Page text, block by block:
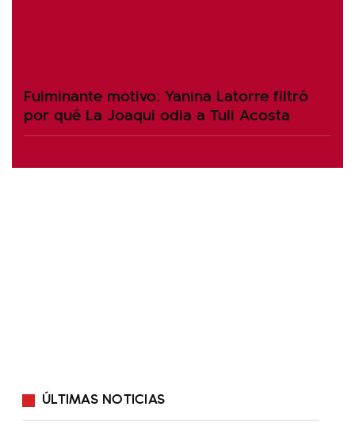
Fulminante motivo: Yanina Latorre filtró
por qué La Joaqui odia a Tuli Acosta
ÚLTIMAS NOTICIAS